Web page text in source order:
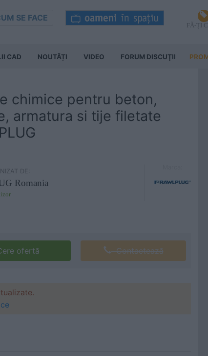
SE FACE
FĂ-ȚI
CAD NOUTĂȚI VIDEO FORUM DISCUŢII
chimice pentru beton,
armatura si tije filetate
DE:
Romania
ofertă Contactează